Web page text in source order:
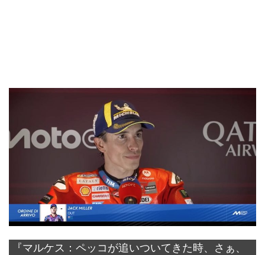
『マルケス：ペッコが追いついてきた時、さぁ、